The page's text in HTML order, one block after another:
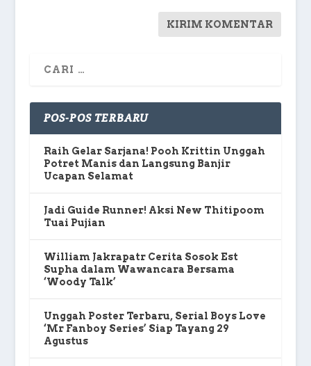
POS-POS TERBARU
Raih Gelar Sarjana! Pooh Krittin Unggah
Potret Manis dan Langsung Banjir
Ucapan Selamat
Jadi Guide Runner! Aksi New Thitipoom
Tuai Pujian
William Jakrapatr Cerita Sosok Est
Supha dalam Wawancara Bersama
‘Woody Talk’
Unggah Poster Terbaru, Serial Boys Love
‘Mr Fanboy Series’ Siap Tayang 29
Agustus